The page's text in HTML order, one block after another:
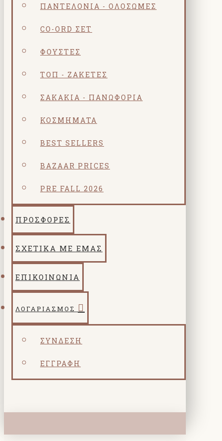
ΠΑΝΤΕΛΌΝΙΑ - ΟΛΌΣΩΜΕΣ
CO-ORD ΣΕΤ
ΦΟΎΣΤΕΣ
ΤΟΠ - ΖΑΚΈΤΕΣ
ΣΑΚΆΚΙΑ - ΠΑΝΩΦΌΡΙΑ
ΚΟΣΜΗΜΑΤΑ
BEST SELLERS
BAZAAR PRICES
PRE FALL 2026
ΠΡΟΣΦΟΡΕΣ
ΣΧΕΤΙΚΑ ΜΕ ΕΜΑΣ
ΕΠΙΚΟΙΝΩΝΙΑ
ΛΟΓΑΡΙΑΣΜΌΣ
ΣΎΝΔΕΣΗ
ΕΓΓΡΑΦΉ